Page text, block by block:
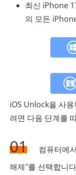
최신 iPhone
의 모든
iOS Unlock을 사
려면 다음 단계를
01
컴퓨터에
해제"를 선택합니